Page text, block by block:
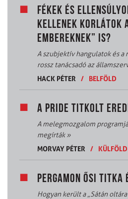
FÉKEK ÉS
KELLENEK KORLÁTOK
EMBEREKNEK” IS?
A szubjektív hangulatok és a
rossz tanácsadó az
HACK PÉTER
/ BELFÖLD
A PRIDE TITKOLT
A melegmozgalom
megírták»
MORVAY PÉTER
/ KÜLFÖLD
PERGAMON ŐSI TITKA
Hogyan került a „Sátán